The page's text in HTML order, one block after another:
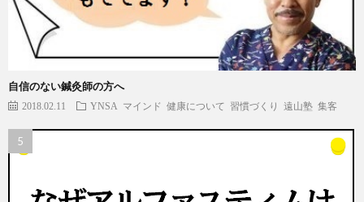
自信のない鍼灸師の方へ
2018.02.11 YNSA マインド 健康について 習慣づくり 遠山塾 集客